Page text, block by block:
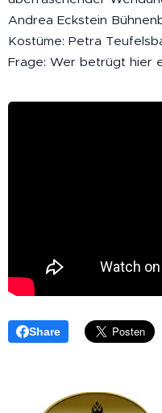
Andrea Eckstein
Kostüme: Petra
Frage: Wer betrügt hier
Share